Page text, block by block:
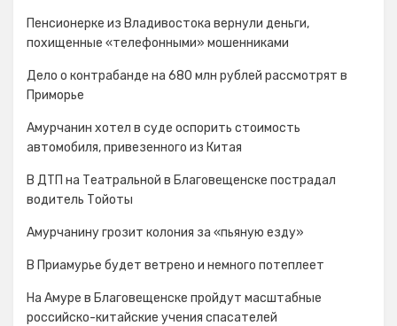
Пенсионерке из Владивостока вернули деньги,
похищенные «телефонными» мошенниками
Дело о контрабанде на 680 млн рублей рассмотрят в
Приморье
Амурчанин хотел в суде оспорить стоимость
автомобиля, привезенного из Китая
В ДТП на Театральной в Благовещенске пострадал
водитель Тойоты
Амурчанину грозит колония за «пьяную езду»
В Приамурье будет ветрено и немного потеплеет
На Амуре в Благовещенске пройдут масштабные
российско-китайские учения спасателей